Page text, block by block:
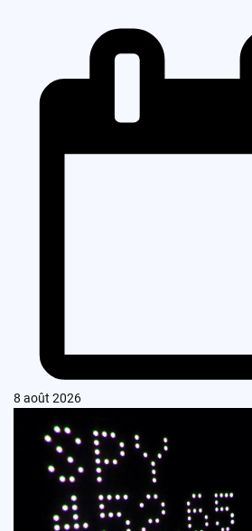
8 août 2026